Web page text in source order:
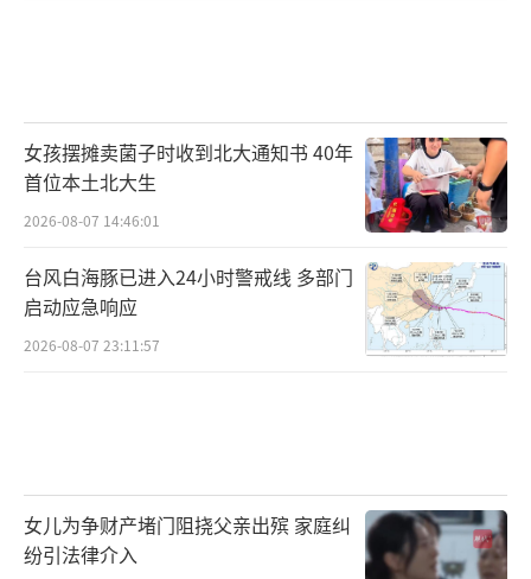
女孩摆摊卖菌子时收到北大通知书 40年
首位本土北大生
2026-08-07 14:46:01
台风白海豚已进入24小时警戒线 多部门
启动应急响应
2026-08-07 23:11:57
女儿为争财产堵门阻挠父亲出殡 家庭纠
纷引法律介入